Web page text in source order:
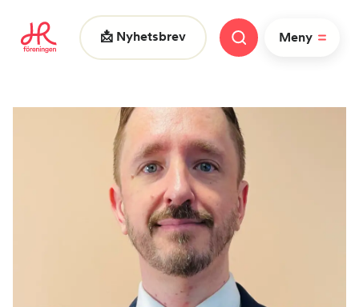
📩 Nyhetsbrev Meny
Vad letar du efter?